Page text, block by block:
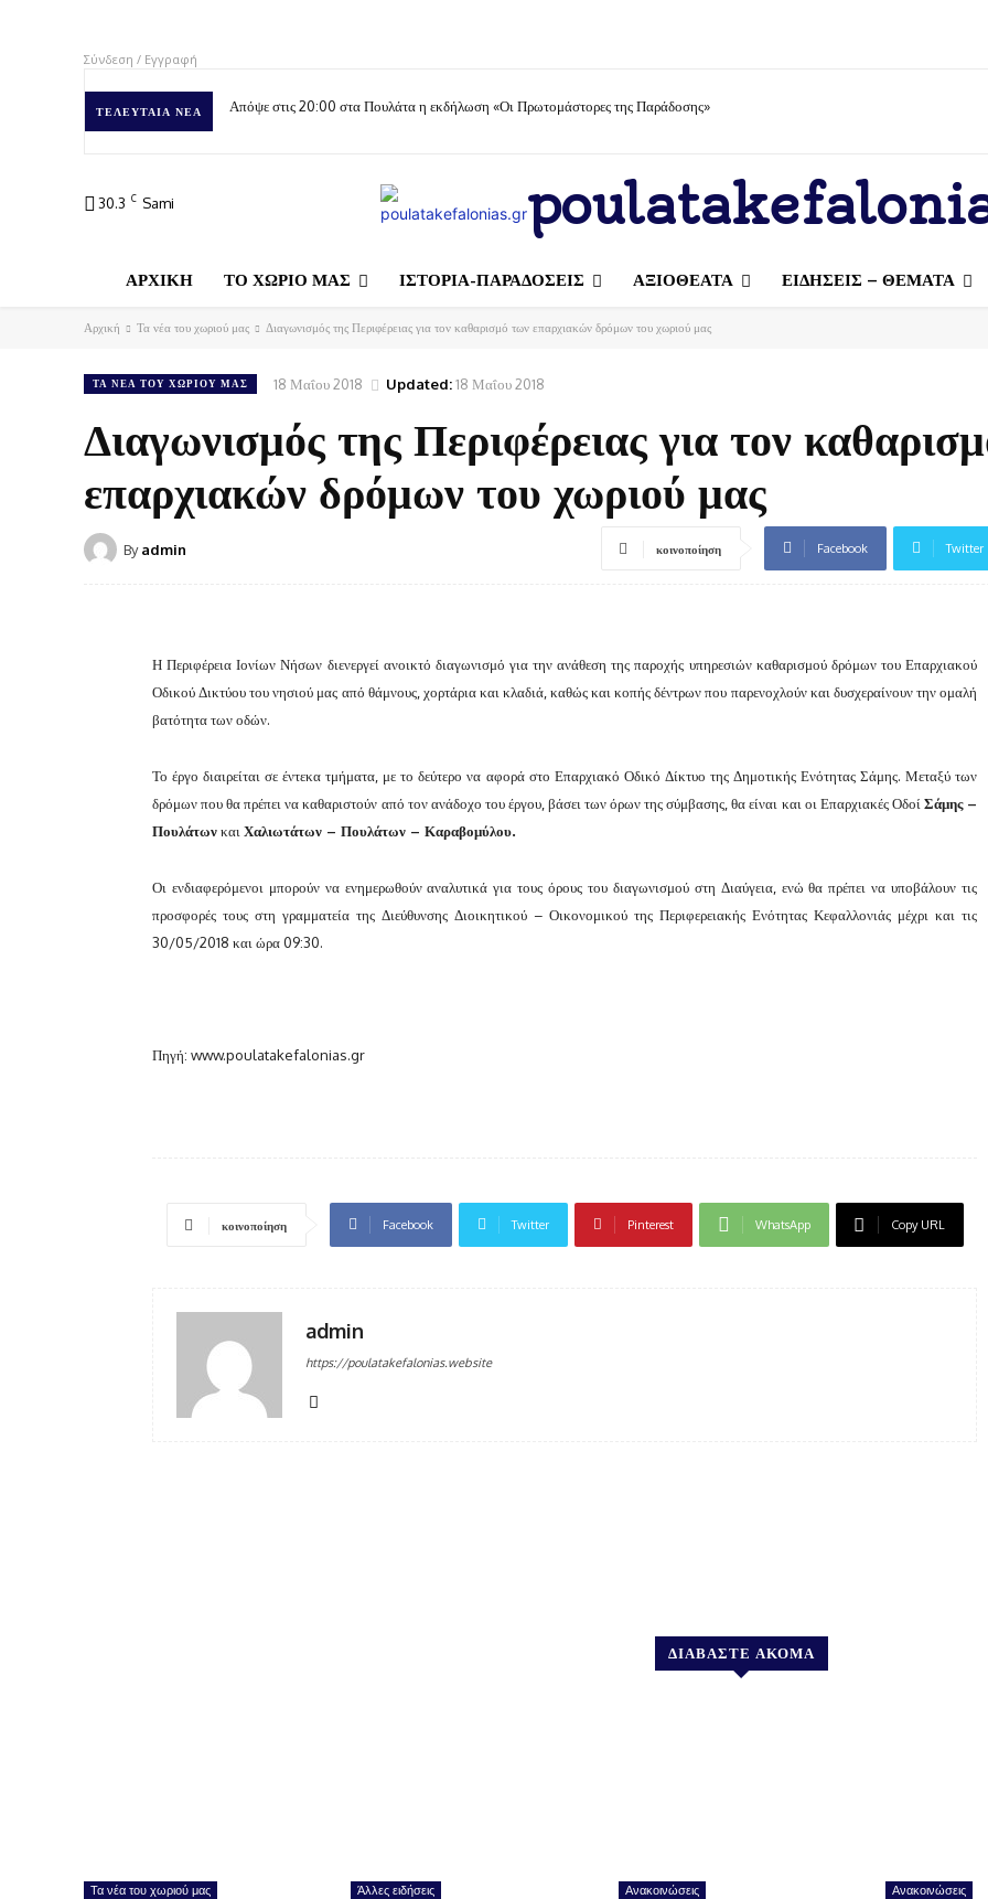
Σύνδεση / Εγγραφή
ΤΕΛΕΥΤΑΊΑ ΝΈΑ Απόψε στις 20:00 στα Πουλάτα η εκδήλωση «Οι Πρωτομάστορες της Παράδοσης»
30.3 C Sami
ΑΡΧΙΚΗ ΤΟ ΧΩΡΙΟ ΜΑΣ ΙΣΤΟΡΙΑ-ΠΑΡΑΔΟΣΕΙΣ ΑΞΙΟΘΕΑΤΑ ΕΙΔΗΣΕΙΣ – ΘΕΜΑΤΑ
Αρχική Τα νέα του χωριού μας Διαγωνισμός της Περιφέρειας για τον καθαρισμό των επαρχιακών δρόμων του χωριού μας
ΤΑ ΝΈΑ ΤΟΥ ΧΩΡΙΟΎ ΜΑΣ 18 Μαΐου 2018 Updated:18 Μαΐου 2018
Διαγωνισμός της Περιφέρειας για τον
επαρχιακών δρόμων του χωριού μας
By admin κοινοποίηση Facebook Twitter
Η Περιφέρεια Ιονίων Νήσων διενεργεί ανοικτό διαγωνισμό για την ανάθεση της παροχής υπηρεσιών καθαρισμού δρόμων του Επαρχιακού
Οδικού Δικτύου του νησιού μας από θάμνους, χορτάρια και κλαδιά, καθώς και κοπής δέντρων που παρενοχλούν και δυσχεραίνουν την ομαλή
βατότητα των οδών.
Το έργο διαιρείται σε έντεκα τμήματα, με το δεύτερο να αφορά στο Επαρχιακό Οδικό Δίκτυο της Δημοτικής Ενότητας Σάμης. Μεταξύ των
δρόμων που θα πρέπει να καθαριστούν από τον ανάδοχο του έργου, βάσει των όρων της σύμβασης, θα είναι και οι Επαρχιακές Οδοί Σάμης –
Πουλάτωνκαι Χαλιωτάτων – Πουλάτων – Καραβομύλου.
Οι ενδιαφερόμενοι μπορούν να ενημερωθούν αναλυτικά για τους όρους του διαγωνισμού στη Διαύγεια, ενώ θα πρέπει να υποβάλουν τις
προσφορές τους στη γραμματεία της Διεύθυνσης Διοικητικού – Οικονομικού τηςΠεριφερειακής Ενότητας Κεφαλλονιάς μέχρι και τις
30/05/2018 και ώρα 09:30.
Πηγή: www.poulatakefalonias.gr
κοινοποίηση Facebook Twitter Pinterest WhatsApp Copy URL
admin
https://poulatakefalonias.website
ΔΙΑΒΑΣΤΕ ΑΚΟΜΑ
Τα νέα του χωριού μας Άλλες ειδήσεις Ανακοινώσεις Ανακοινώσεις